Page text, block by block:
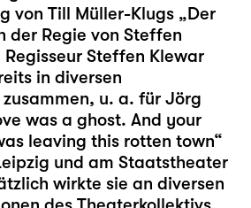
von Till Müller-Klugs „Der
der Regie von Steffen
Steffen Klewar
in diversen
u. a. für Jörg
was a ghost. And your
leaving this rotten town“
und am Staatstheater
wirkte sie an diversen